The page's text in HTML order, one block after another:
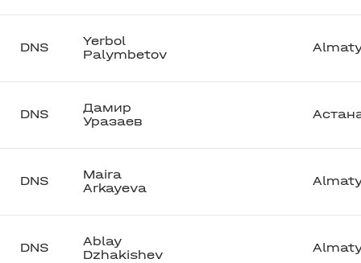
DNS
Yerbol
Palymbetov
DNS
Дамир
Уразаев
DNS
Maira
Arkayeva
DNS
Ablay
Dzhakishev